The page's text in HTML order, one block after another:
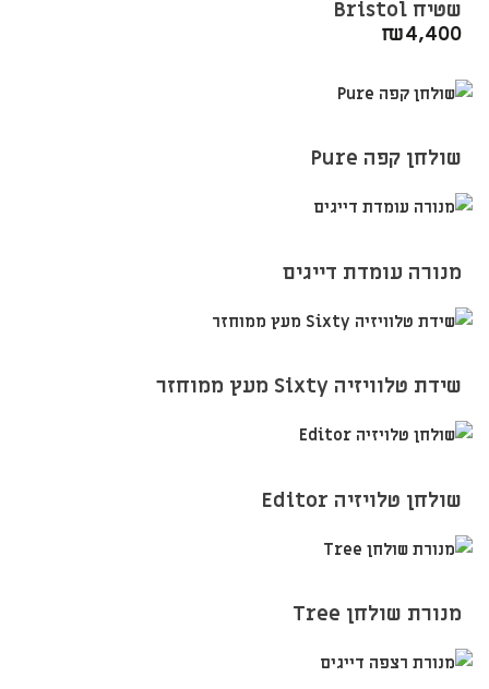
שטיח Bristol
₪4,400
שולחן קפה Pure
מנורה עומדת דייגים
שידת טלוויזיה Sixty מעץ ממוחזר
שולחן טלויזיה Editor
מנורת שולחן Tree